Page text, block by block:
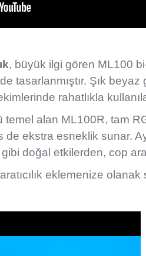
, büyük ilgi gören ML100
tasarlanmıştır. Şık
rahatlıkla
alan ML100R, tam
de ekstra esneklik
doğal etkilerden, cop
eklemenize